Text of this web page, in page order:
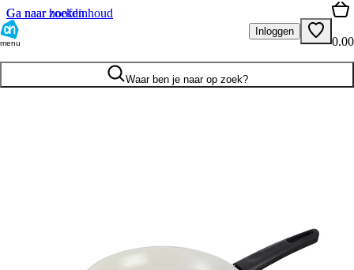
Ga naar hoofdinhoud
Ga naar zoeken
menu
Inloggen
0.00
Waar ben je naar op zoek?